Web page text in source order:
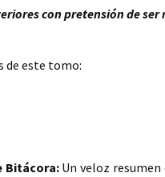
con pretensión de ser
de este tomo:
Bitácora:Un veloz resumen